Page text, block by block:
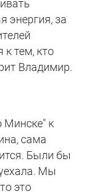
энергия, за
к тем, кто
Владимир.
Минске" к
сама
Были бы
Мы
это